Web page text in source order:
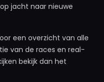
jacht naar nieuwe
een overzicht van alle
van de races en real-
bekijk dan het